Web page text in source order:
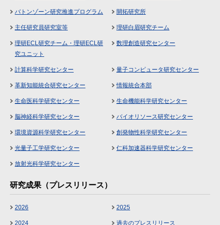
バトンゾーン研究推進プログラム 開拓研究所
主任研究員研究室等 理研白眉研究チーム
理研ECL研究チーム・理研ECL研
究ユニット
数理創造研究センター
計算科学研究センター 量子コンピュータ研究センター
革新知能統合研究センター 情報統合本部
生命医科学研究センター 生命機能科学研究センター
脳神経科学研究センター バイオリソース研究センター
環境資源科学研究センター 創発物性科学研究センター
光量子工学研究センター 仁科加速器科学研究センター
放射光科学研究センター
研究成果（プレスリリース）
2026 2025
2024 過去のプレスリリース